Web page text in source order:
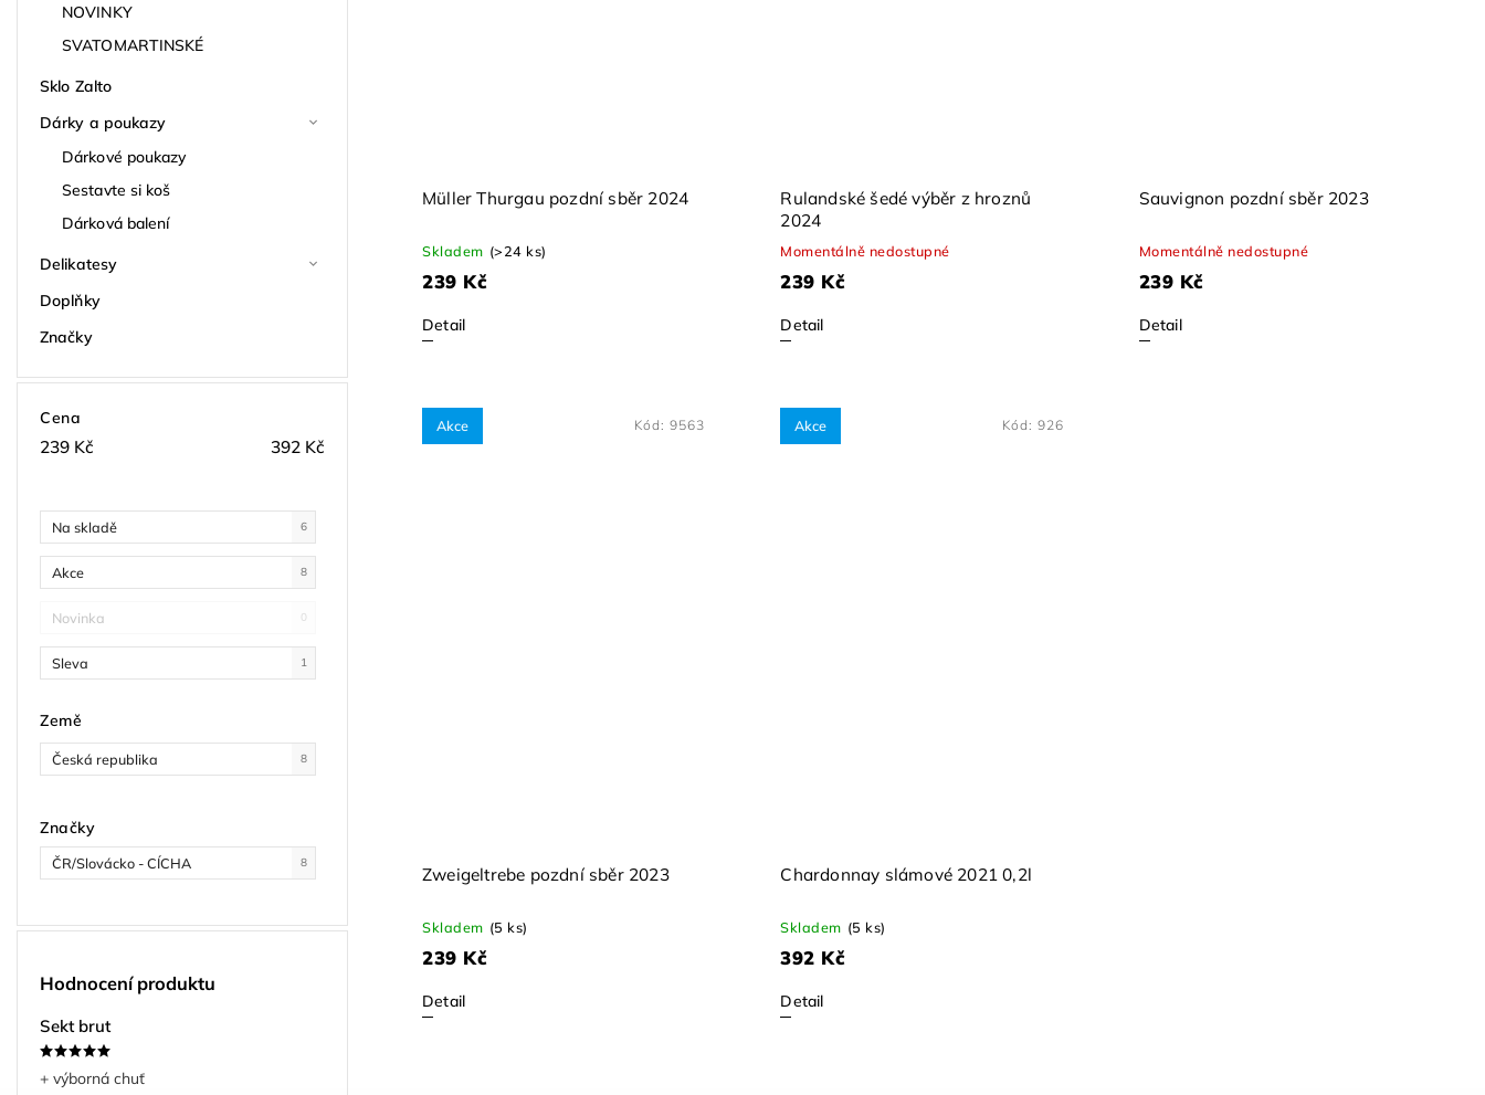
NOVINKY
SVATOMARTINSKÉ
Sklo Zalto
Dárky a poukazy
Dárkové poukazy
Sestavte si koš
Dárková balení
Delikatesy
Doplňky
Značky
Cena
239 Kč 392 Kč
Na skladě 6
Akce 8
Novinka 0
Sleva 1
Značky
ČR/Slovácko - CÍCHA 8
Země
Česká republika 8
Hodnocení produktu
Sekt brut
+ výborná chuť
Müller Thurgau pozdní sběr 2024
Skladem (>24 ks)
239 Kč
Detail
Rulandské šedé výběr z hroznů
2024
Momentálně nedostupné
239 Kč
Detail
Sauvignon pozdní sběr 2023
Momentálně nedostupné
239 Kč
Detail
Akce
Zweigeltrebe pozdní sběr 2023
Skladem (5 ks)
239 Kč
Detail
Kód:9563 Akce
Chardonnay slámové 2021 0,2l
Skladem (5 ks)
392 Kč
Detail
Kód: 926